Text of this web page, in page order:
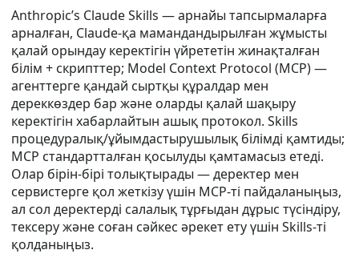
Anthropic’s Claude Skills — арнайы тапсырмаларға
арналған, Claude-қа мамандандырылған жұмысты
қалай орындау керектігін үйрететін жинақталған
білім + скрипттер; Model Context Protocol (MCP) —
агенттерге қандай сыртқы құралдар мен
дереккөздер бар және оларды қалай шақыру
керектігін хабарлайтын ашық протокол. Skills
процедуралық/ұйымдастырушылық білімді қамтиды;
MCP стандартталған қосылуды қамтамасыз етеді.
Олар бірін-бірі толықтырады — деректер мен
сервистерге қол жеткізу үшін MCP-ті пайдаланыңыз,
ал сол деректерді салалық тұрғыдан дұрыс түсіндіру,
тексеру және соған сәйкес әрекет ету үшін Skills-ті
қолданыңыз.